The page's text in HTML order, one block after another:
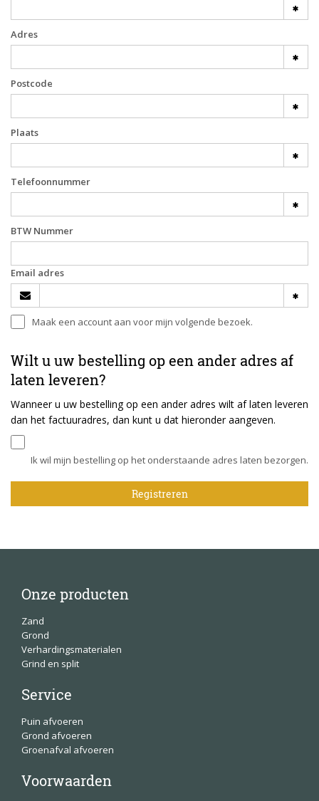
Adres
Postcode
Plaats
Telefoonnummer
BTW Nummer
Email adres
Maak een account aan voor mijn volgende bezoek.
Wilt u uw bestelling op een ander adres af
laten leveren?
Wanneer u uw bestelling op een ander adres wilt af laten leveren
dan het factuuradres, dan kunt u dat hieronder aangeven.
Ik wil mijn bestelling op het onderstaande adres laten bezorgen.
Onze producten
Zand
Grond
Verhardingsmaterialen
Grind en split
Service
Puin afvoeren
Grond afvoeren
Groenafval afvoeren
Voorwaarden